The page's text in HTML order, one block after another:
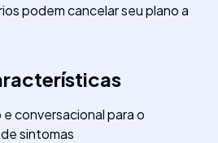
podem cancelar seu plano a
conversacional para o
sintomas